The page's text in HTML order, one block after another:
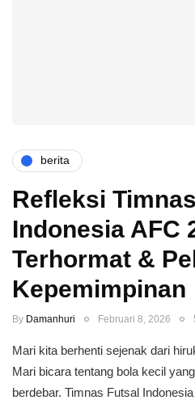
berita
Refleksi
Indonesia AFC
Terhormat &
Kepemimpinan
By Damanhuri Februari 8, 2026
Mari kita berhenti sejenak dari
Mari bicara tentang bola kecil
berdebar. Timnas Futsal